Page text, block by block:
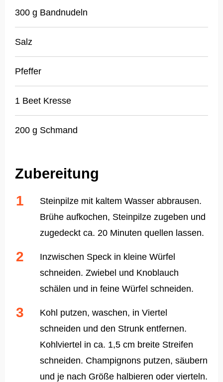
300 g Bandnudeln
Salz
Pfeffer
1 Beet Kresse
200 g Schmand
Zubereitung
Steinpilze mit kaltem Wasser abbrausen.
Brühe aufkochen, Steinpilze zugeben und
zugedeckt ca. 20 Minuten quellen lassen.
Inzwischen Speck in kleine Würfel
schneiden. Zwiebel und Knoblauch
schälen und in feine Würfel schneiden.
Kohl putzen, waschen, in Viertel
schneiden und den Strunk entfernen.
Kohlviertel in ca. 1,5 cm breite Streifen
schneiden. Champignons putzen, säubern
und je nach Größe halbieren oder vierteln.